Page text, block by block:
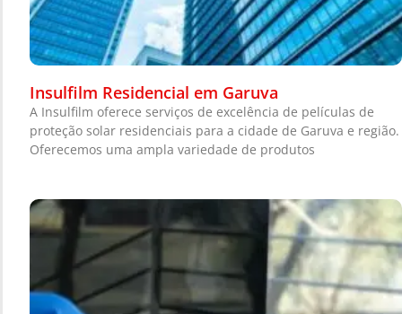
Insulfilm Residencial em Garuva
A Insulfilm oferece serviços de excelência de películas de
proteção solar residenciais para a cidade de Garuva e região.
Oferecemos uma ampla variedade de produtos